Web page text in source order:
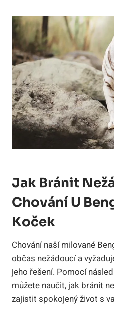
Jak Bránit
Chování U
Koček
Chování naší milované
občas nežádoucí a
jeho řešení. Pomocí
můžete naučit, jak bránit
zajistit spokojený život s